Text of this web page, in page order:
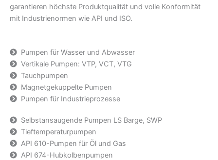
garantieren höchste Produktqualität und volle Konformität
mit Industrienormen wie API und ISO.
Pumpen für Wasser und Abwasser
Vertikale Pumpen: VTP, VCT, VTG
Tauchpumpen
Magnetgekuppelte Pumpen
Pumpen für Industrieprozesse
Selbstansaugende Pumpen LS Barge, SWP
Tieftemperaturpumpen
API 610-Pumpen für Öl und Gas
API 674-Hubkolbenpumpen